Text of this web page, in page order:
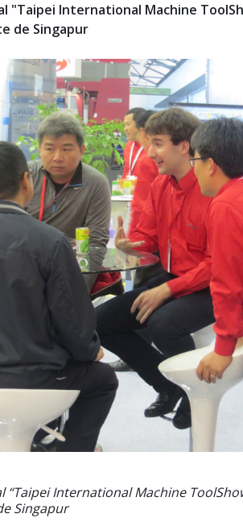
"Taipei International Machine
de Singapur
“Taipei International Machine
Singapur